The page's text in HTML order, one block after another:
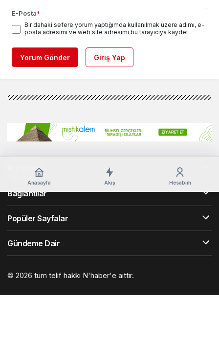
E-Posta*
Bir dahaki sefere yorum yaptığımda kullanılmak üzere adımı, e-
posta adresimi ve web site adresimi bu tarayıcıya kaydet.
Yorum Gönder Giriş Yap
Anasayfa Akış Hesabım
Kurumsal
Bağlantılar
Popüler Sayfalar
Gündeme Dair
© 2026 tüm telif hakkı N'haber'e aittir.